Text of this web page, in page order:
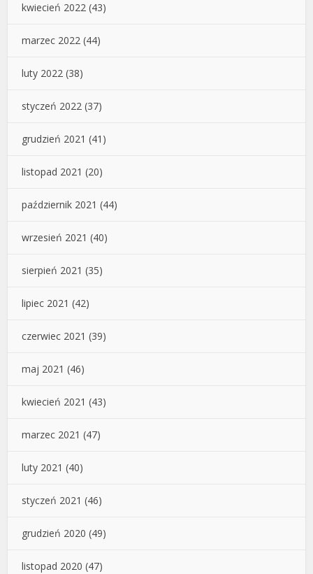
kwiecień 2022 (43)
marzec 2022 (44)
luty 2022 (38)
styczeń 2022 (37)
grudzień 2021 (41)
listopad 2021 (20)
październik 2021 (44)
wrzesień 2021 (40)
sierpień 2021 (35)
lipiec 2021 (42)
czerwiec 2021 (39)
maj 2021 (46)
kwiecień 2021 (43)
marzec 2021 (47)
luty 2021 (40)
styczeń 2021 (46)
grudzień 2020 (49)
listopad 2020 (47)